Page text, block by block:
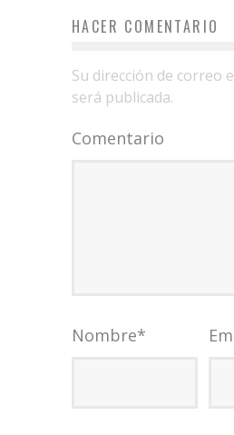
HACER COMENTARIO
Su dirección de correo
será publicada.
Comentario
Nombre*